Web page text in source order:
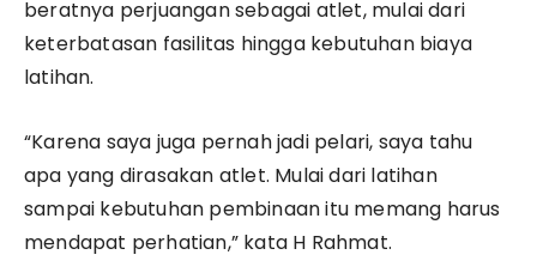
beratnya perjuangan sebagai atlet, mulai dari
keterbatasan fasilitas hingga kebutuhan biaya
latihan.
“Karena saya juga pernah jadi pelari, saya tahu
apa yang dirasakan atlet. Mulai dari latihan
sampai kebutuhan pembinaan itu memang harus
mendapat perhatian,” kata H Rahmat.